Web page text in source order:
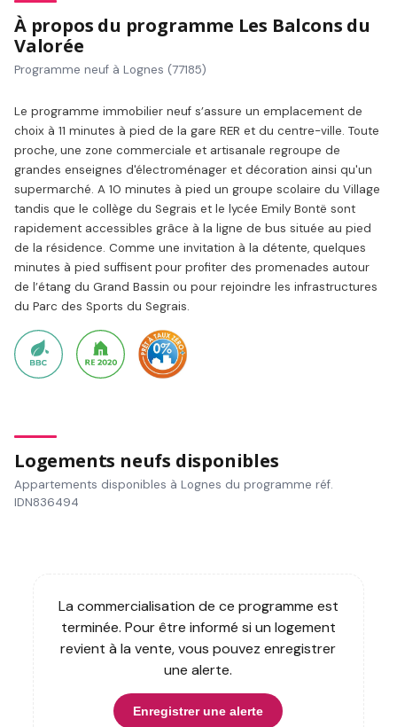
À propos du programme Les Balcons du
Valorée
Programme neuf à Lognes (77185)
Le programme immobilier neuf s’assure un emplacement de
choix à 11 minutes à pied de la gare RER et du centre-ville. Toute
proche, une zone commerciale et artisanale regroupe de
grandes enseignes d'électroménager et décoration ainsi qu'un
supermarché. A 10 minutes à pied un groupe scolaire du Village
tandis que le collège du Segrais et le lycée Emily Bontë sont
rapidement accessibles grâce à la ligne de bus située au pied
de la résidence. Comme une invitation à la détente, quelques
minutes à pied suffisent pour profiter des promenades autour
de l’étang du Grand Bassin ou pour rejoindre les infrastructures
du Parc des Sports du Segrais.
Logements neufs disponibles
Appartements disponibles à Lognes du programme réf.
IDN836494
La commercialisation de ce programme est
terminée. Pour être informé si un logement
revient à la vente, vous pouvez enregistrer
une alerte.
Enregistrer une alerte